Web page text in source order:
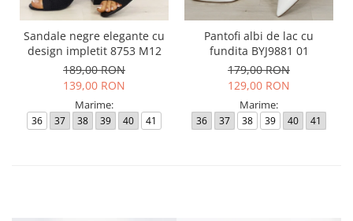
Sandale negre elegante cu
design impletit 8753 M12
189,00 RON
139,00 RON
Marime:
36 37 38 39 40 41
Pantofi albi de lac cu
fundita BYJ9881 01
179,00 RON
129,00 RON
Marime:
36 37 38 39 40 41